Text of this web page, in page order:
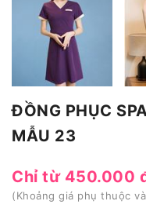
ĐỒNG PHỤC
MẪU 23
Chỉ từ 450.000
(Khoảng giá phụ thuộc